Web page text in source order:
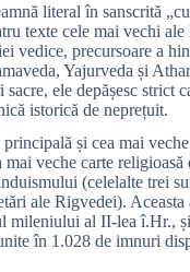
literal în sanscrită
texte cele mai vechi
vedice, precursoare a
Yajurveda și
sacre, ele depășesc strict
istorică de neprețuit.
principală și cea mai
mai veche carte
(celelalte trei
ale Rigvedei). Aceasta
mileniului al II-lea î.Hr.,
în 1.028 de imnuri